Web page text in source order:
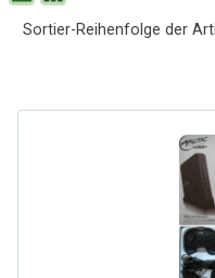
Sortier-Reihenfolge der